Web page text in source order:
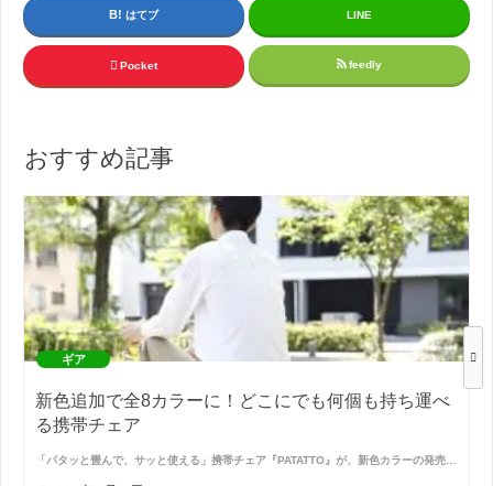
はてブ LINE
Pocket feedly
おすすめ記事
ギア
新色追加で全8カラーに！どこにでも何個も持ち運べ
る携帯チェア
「パタッと畳んで、サッと使える」携帯チェア『PATATTO』が、新色カラーの発売…